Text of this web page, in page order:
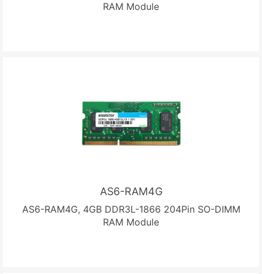
RAM Module
AS6-RAM4G
AS6-RAM4G, 4GB DDR3L-1866 204Pin SO-DIMM
RAM Module